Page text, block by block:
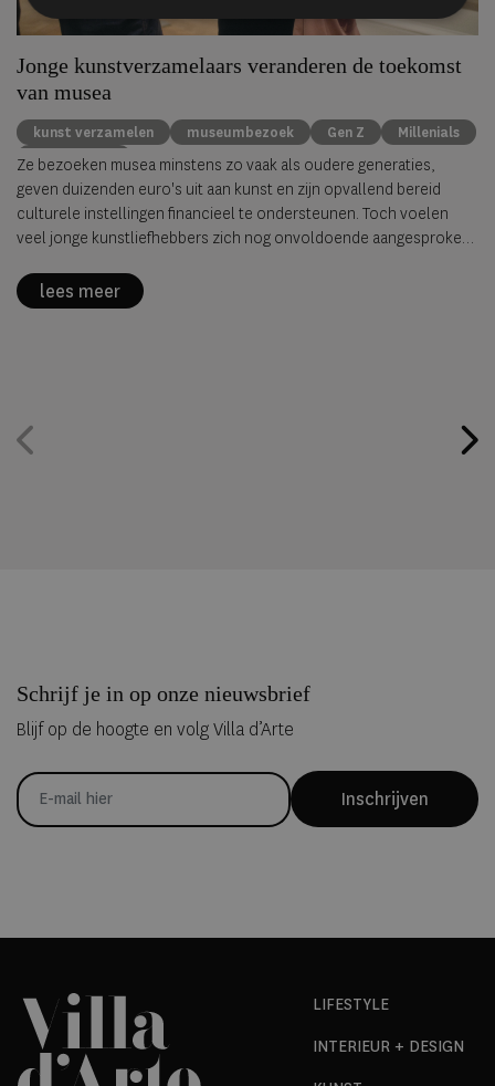
Jonge kunstverzamelaars veranderen de toekomst
van musea
kunst verzamelen museumbezoek Gen Z
Millenials
kunstmarkt
Ze bezoeken musea minstens zo vaak als oudere generaties,
geven duizenden euro's uit aan kunst en zijn opvallend bereid
culturele instellingen financieel te ondersteunen. Toch voelen
veel jonge kunstliefhebbers zich nog onvoldoende aangesproken
Avant Arte, waarvoor ruim 2.000 verzamelaars, kunstliefhebbers
en professionals uit 62 landen werden ondervraagd.
lees meer
Schrijf je in op onze nieuwsbrief
Blijf op de hoogte en volg Villa d’Arte
Inschrijven
LIFESTYLE
INTERIEUR + DESIGN